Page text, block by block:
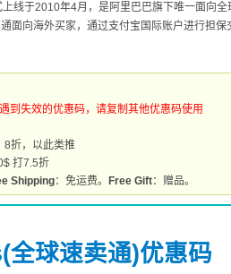
线于2010年4月，是阿里巴巴旗下唯一面向
面向海外买家，通过支付宝国际账户进行担
到失效的优惠码，请复制其他优惠码使用
8折，以此类推
打7.5折
Shipping：免运费。 Free Gift：赠品。
球速卖通)优惠码